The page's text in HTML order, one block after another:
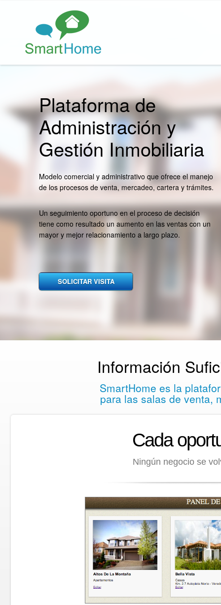
Plataforma de
Administración y
Gestión Inmobiliaria
Modelo comercial y administrativo que ofrece el manejo
de los procesos de venta, mercadeo, cartera y trámites.
Un seguimiento oportuno en el proceso de decisión
tiene como resultado un aumento en las ventas con un
mayor y mejor relacionamiento a largo plazo.
Información
SmartHome es la
para las salas de venta,
Cada
Ningún negocio se